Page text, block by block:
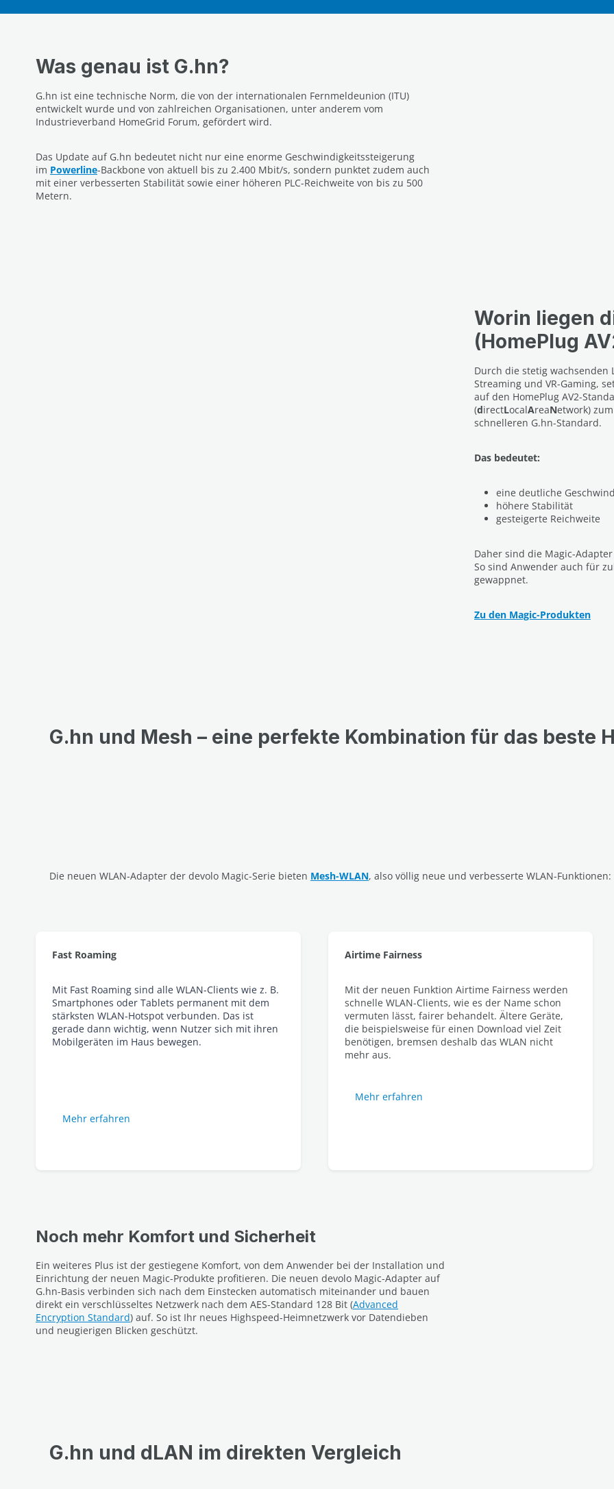
Was genau ist G.hn?
G.hn ist eine technische Norm, die von der internationalen Fernmeldeunion (ITU)
entwickelt wurde und von zahlreichen Organisationen, unter anderem vom
Industrieverband HomeGrid Forum, gefördert wird.
Das Update auf G.hn bedeutet nicht nur eine enorme Geschwindigkeitssteigerung
im Powerline-Backbone von aktuell bis zu 2.400 Mbit/s, sondern punktet zudem auch
mit einer verbesserten Stabilität sowie einer höheren PLC-Reichweite von bis zu 500
Metern.
Worin liegen
(HomePlug
Durch die stetig wachsenden
Streaming und VR-Gaming,
auf den HomePlug AV2-
(directLocalAreaNetwork)
schnelleren G.hn-Standard.
Das bedeutet:
eine deutliche
höhere Stabilität
gesteigerte Reichweite
Daher sind die Magic-
So sind Anwender auch für
gewappnet.
Zu den Magic-Produkten
G.hn und Mesh – eine perfekte Kombination für das beste
Die neuen WLAN-Adapter der devolo Magic-Serie bieten Mesh-WLAN, also völlig neue und verbesserte WLAN-Funktionen:
Fast Roaming
Mit Fast Roaming sind alle WLAN-Clients wie z. B.
Smartphones oder Tablets permanent mit dem
stärksten WLAN-Hotspot verbunden. Das ist
gerade dann wichtig, wenn Nutzer sich mit ihren
Mobilgeräten im Haus bewegen.
Mehr erfahren
Airtime Fairness
Mit der neuen Funktion Airtime Fairness werden
schnelle WLAN-Clients, wie es der Name schon
vermuten lässt, fairer behandelt. Ältere Geräte,
die beispielsweise für einen Download viel Zeit
benötigen, bremsen deshalb das WLAN nicht
mehr aus.
Mehr erfahren
Noch mehr Komfort und Sicherheit
Ein weiteres Plus ist der gestiegene Komfort, von dem Anwender bei der Installation und
Einrichtung der neuen Magic-Produkte profitieren. Die neuen devolo Magic-Adapter auf
G.hn-Basis verbinden sich nach dem Einstecken automatisch miteinander und bauen
direkt ein verschlüsseltes Netzwerk nach dem AES-Standard 128 Bit (Advanced
Encryption Standard) auf. So ist Ihr neues Highspeed-Heimnetzwerk vor Datendieben
und neugierigen Blicken geschützt.
G.hn und dLAN im direkten Vergleich